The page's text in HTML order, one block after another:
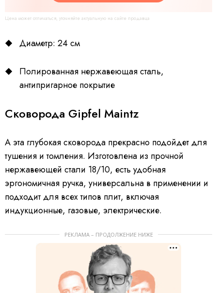
Цена может отличаться, уточняйте актуальную на сайте продавца
Диаметр: 24 см
Полированная нержавеющая сталь,
антипригарное покрытие
Сковорода Gipfel Maintz
А эта глубокая сковорода прекрасно подойдет для
тушения и томления. Изготовлена из прочной
нержавеющей стали 18/10, есть удобная
эргономичная ручка, универсальна в применении и
подходит для всех типов плит, включая
индукционные, газовые, электрические.
РЕКЛАМА – ПРОДОЛЖЕНИЕ НИЖЕ